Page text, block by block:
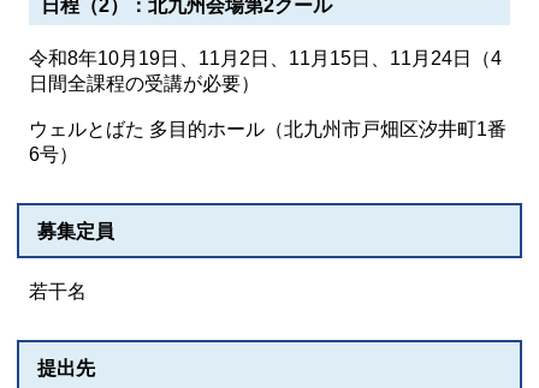
日程（2）：北九州会場第2クール
令和8年10月19日、11月2日、11月15日、11月24日（4
日間全課程の受講が必要）
ウェルとばた 多目的ホール（北九州市戸畑区汐井町1番
6号）
募集定員
若干名
提出先